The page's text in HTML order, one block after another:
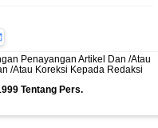
Penayangan Artikel Dan /Atau
/Atau Koreksi Kepada Redaksi
Tentang Pers.